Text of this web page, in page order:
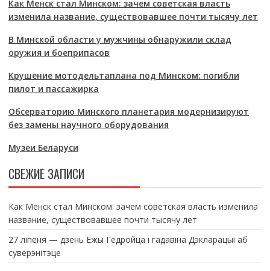
Как Менск стал Минском: зачем советская власть
изменила название, существовавшее почти тысячу лет
В Минской области у мужчины обнаружили склад
оружия и боеприпасов
Крушение мотодельтаплана под Минском: погибли
пилот и пассажирка
Обсерваторию Минского планетария модернизируют
без замены научного оборудования
Музеи Беларуси
СВЕЖИЕ ЗАПИСИ
Как Менск стал Минском: зачем советская власть изменила
название, существовавшее почти тысячу лет
27 ліпеня — дзень Ежы Гедройца і гадавіна Дэкларацыі аб
суверэнітэце